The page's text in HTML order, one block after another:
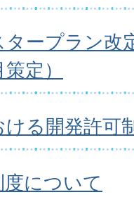
タープラン改
定）
る開発許可
について